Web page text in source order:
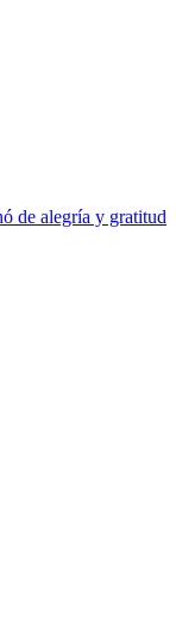
de alegría y gratitud